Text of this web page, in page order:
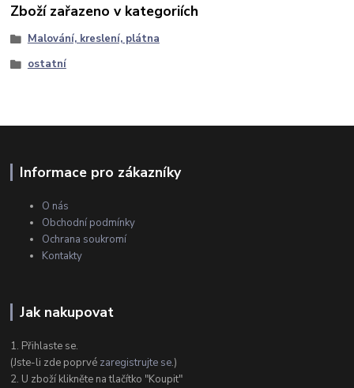
Zboží zařazeno v kategoriích
Malování, kreslení, plátna
ostatní
Informace pro zákazníky
O nás
Obchodní podmínky
Ochrana soukromí
Kontakty
Jak nakupovat
1. Přihlaste se.
(Jste-li zde poprvé zaregistrujte se.)
2. U zboží klikněte na tlačítko "Koupit"